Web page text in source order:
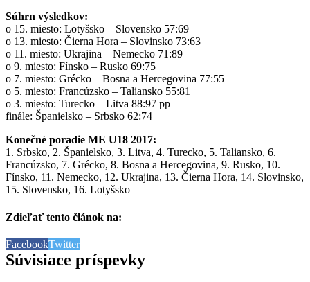
Súhrn výsledkov:
o 15. miesto: Lotyšsko – Slovensko 57:69
o 13. miesto: Čierna Hora – Slovinsko 73:63
o 11. miesto: Ukrajina – Nemecko 71:89
o 9. miesto: Fínsko – Rusko 69:75
o 7. miesto: Grécko – Bosna a Hercegovina 77:55
o 5. miesto: Francúzsko – Taliansko 55:81
o 3. miesto: Turecko – Litva 88:97 pp
finále: Španielsko – Srbsko 62:74
Konečné poradie ME U18 2017:
1. Srbsko, 2. Španielsko, 3. Litva, 4. Turecko, 5. Taliansko, 6.
Francúzsko, 7. Grécko, 8. Bosna a Hercegovina, 9. Rusko, 10.
Fínsko, 11. Nemecko, 12. Ukrajina, 13. Čierna Hora, 14. Slovinsko,
15. Slovensko, 16. Lotyšsko
Zdieľať tento článok na:
FacebookTwitter
Súvisiace príspevky